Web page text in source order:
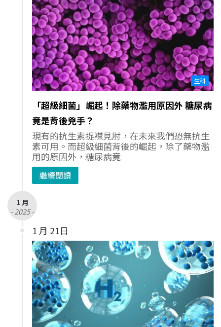
生科
「超級細菌」崛起！除藥物濫用原因外 糖尿病
竟是背後兇手？
現有的抗生素捉襟見肘，在未來我們恐無抗生
素可用。而超級細菌背後的崛起，除了藥物濫
用的原因外，糖尿病竟
繼續閱讀
1 月
- 2025 -
1 月 21日